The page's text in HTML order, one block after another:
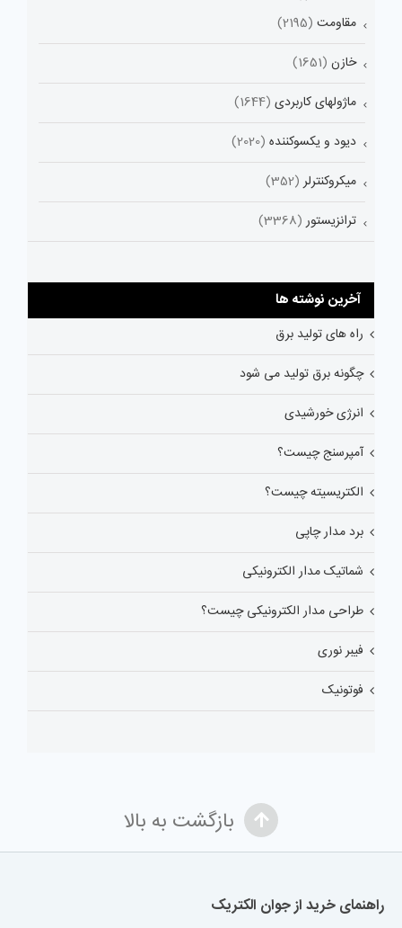
مقاومت (2195)
خازن (1651)
ماژولهای کاربردی (1644)
دیود و یکسوکننده (2020)
میکروکنترلر (352)
ترانزیستور (3368)
آخرین نوشته ها
راه های تولید برق
چگونه برق تولید می شود
انرژی خورشیدی
آمپرسنج چیست؟
الکتریسیته چیست؟
برد مدار چاپی
شماتیک مدار الکترونیکی
طراحی مدار الکترونیکی چیست؟
فیبر نوری
فوتونیک
بازگشت به بالا
راهنمای خرید از جوان الکتریک